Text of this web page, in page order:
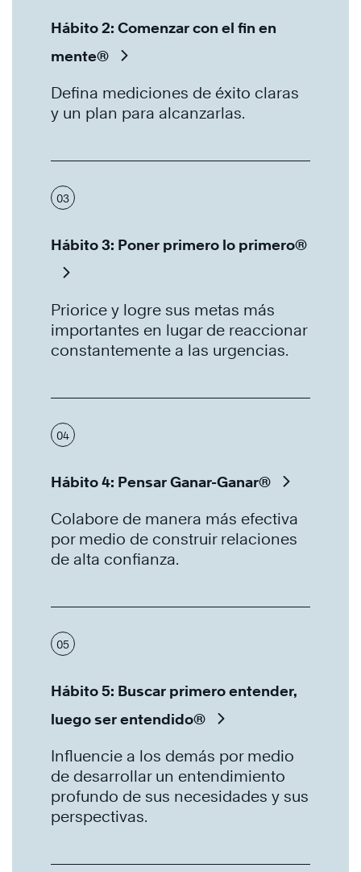
Hábito 2: Comenzar con el fin en
mente®
Defina mediciones de éxito claras
y un plan para alcanzarlas.
03
Hábito 3: Poner primero lo primero®
Priorice y logre sus metas más
importantes en lugar de reaccionar
constantemente a las urgencias.
04
Hábito 4: Pensar Ganar-Ganar®
Colabore de manera más efectiva
por medio de construir relaciones
de alta confianza.
05
Hábito 5: Buscar primero entender,
luego ser entendido®
Influencie a los demás por medio
de desarrollar un entendimiento
profundo de sus necesidades y sus
perspectivas.